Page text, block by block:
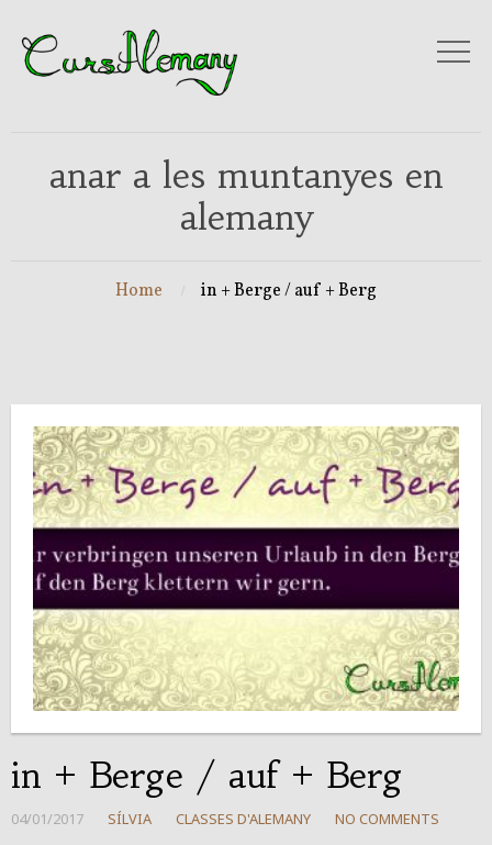
anar a les muntanyes en
alemany
Home in + Berge / auf + Berg
in + Berge / auf + Berg
04/01/2017 SÍLVIA CLASSES D'ALEMANY NO COMMENTS